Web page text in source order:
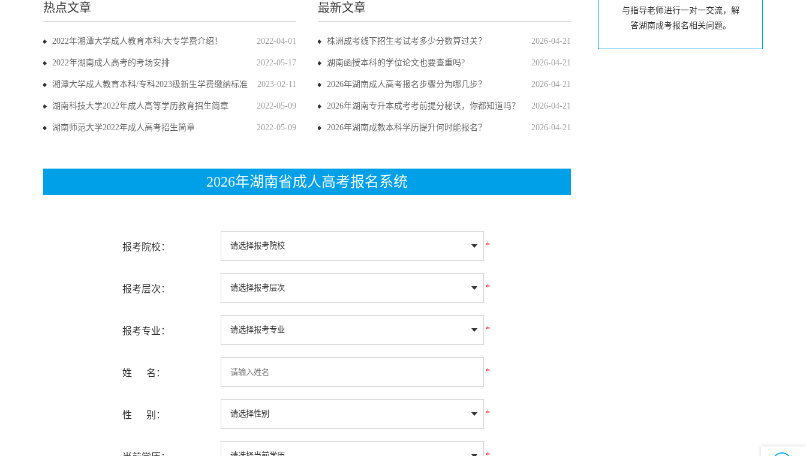
热点文章
2022-04-01
2022年湘潭大学成人教育本科/大专学费介绍！
2022-05-17
2022年湖南成人高考的考场安排
2023-02-11
湘潭大学成人教育本科/专科2023级新生学费缴纳标准
2022-05-09
湖南科技大学2022年成人高等学历教育招生简章
2022-05-09
湖南师范大学2022年成人高考招生简章
最新文章
2026-04-21
株洲成考线下招生考试考多少分数算过关？
2026-04-21
湖南函授本科的学位论文也要查重吗?
2026-04-21
2026年湖南成人高考报名步骤分为哪几步？
2026-04-21
2026年湖南专升本成考考前提分秘诀，你都知道吗？
2026-04-21
2026年湖南成教本科学历提升何时能报名？
2026年湖南省成人高考报名系统
报考院校： *
报考层次： *
报考专业： *
姓 名： *
性 别： *
与指导老师进行一对一交流，解
答湖南成考报名相关问题。